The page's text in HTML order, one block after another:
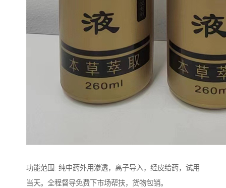
功能范围: 纯中药外用渗透，离子导入，经皮给药，试用
当天。全程督导免费下市场帮扶，货物包销。